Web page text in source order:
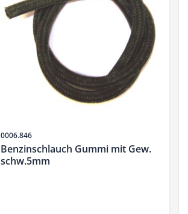
Artikelnr.
0006.846
Benzinschlauch Gummi mit Gew.
schw.5mm